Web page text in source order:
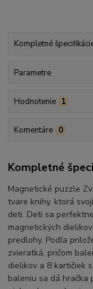
Kompletné
Parametre
Hodnotenie 1
Komentáre 0
Kompletné
Magnetické puzzle
tvare knihy, ktorá
deti. Deti sa
magnetických
predlohy. Podľa
zvieratká, pričom
dielikov a 8 kartičiek
baleniu sa dá hračka